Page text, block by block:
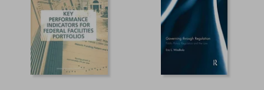
5%
dcto.
269,62 €
256,14 €
5%